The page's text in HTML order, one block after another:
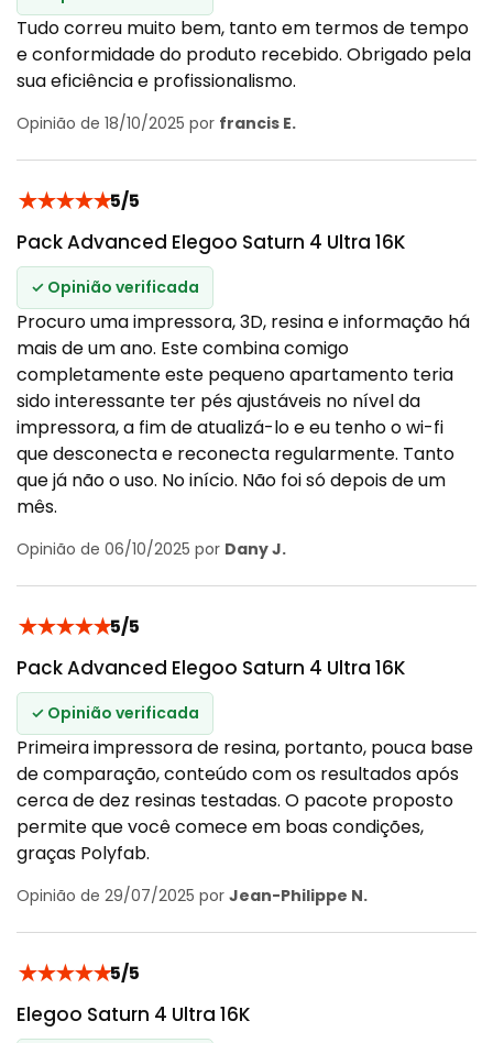
Tudo correu muito bem, tanto em termos de tempo
e conformidade do produto recebido. Obrigado pela
sua eficiência e profissionalismo.
Opinião de 18/10/2025 por francis E.
★★★★★5/5
Pack Advanced Elegoo Saturn 4 Ultra 16K
✓ Opinião verificada
Procuro uma impressora, 3D, resina e informação há
mais de um ano. Este combina comigo
completamente este pequeno apartamento teria
sido interessante ter pés ajustáveis no nível da
impressora, a fim de atualizá-lo e eu tenho o wi-fi
que desconecta e reconecta regularmente. Tanto
que já não o uso. No início. Não foi só depois de um
mês.
Opinião de 06/10/2025 por Dany J.
★★★★★5/5
Pack Advanced Elegoo Saturn 4 Ultra 16K
✓ Opinião verificada
Primeira impressora de resina, portanto, pouca base
de comparação, conteúdo com os resultados após
cerca de dez resinas testadas. O pacote proposto
permite que você comece em boas condições,
graças Polyfab.
Opinião de 29/07/2025 por Jean-Philippe N.
★★★★★5/5
Elegoo Saturn 4 Ultra 16K